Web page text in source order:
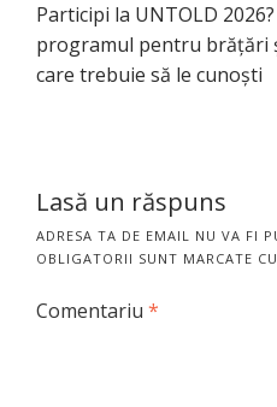
Participi la UNTOLD
programul pentru brățări
care trebuie să le cunoști
Lasă un răspuns
ADRESA TA DE EMAIL NU VA FI
OBLIGATORII SUNT MARCATE CU
Comentariu *